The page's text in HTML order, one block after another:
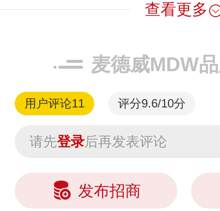
查看更多
麦德威MDW
用户评论11 评分9.6/10分
请先登录后再发表评论
发布招商